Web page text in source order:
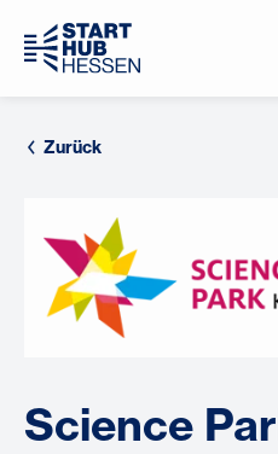
Zurück
Science